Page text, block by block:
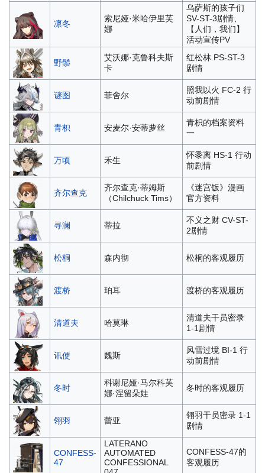
凛冬
索尼娅·米哈伊里芙
娜
乌萨斯的孩子们
SV-ST-3剧情、
【人们，我们】
活动宣传PV
野鬃
艾沃娜·克鲁科夫斯
卡
红松林 PS-ST-3
剧情
谜图 菲舍尔
照我以火 FC-2 行
动前剧情
青枳 安麦尔·安蒂萝丝
青枳的档案资料
一
万顷 禾生
怀黍离 HS-1 行动
前剧情
齐尔查克
齐尔查克·蒂姆斯
（Chilchuck Tims）
《迷宫饭》漫画
官方资料
寻澜 蒂拉
不义之财 CV-ST-
2剧情
松桐 森内彻 松桐的客观履历
渡桥 珀耳 渡桥的客观履历
清道夫 哈莫琳
清道夫干员密录
1-1剧情
讯使 魏斯
风雪过境 BI-1 行
动前剧情
冬时
科谢尼娅·马尔科芙
娜·涅留朵娃
冬时的客观履历
翎羽 蕾亚
翎羽干员密录 1-1
剧情
CONFESS-
47
LATERANO
AUTOMATED
CONFESSIONAL
CONFESS-47的
客观履历